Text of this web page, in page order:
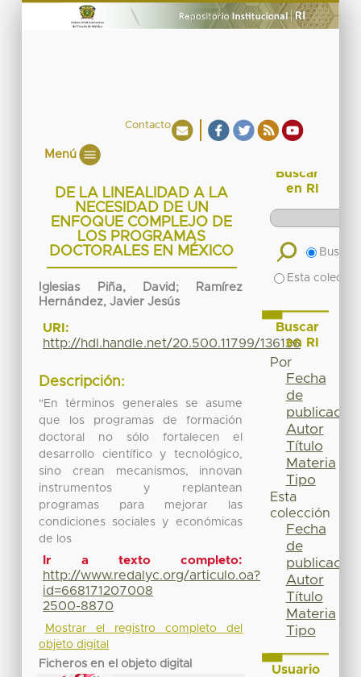
Contacto
Menú
DE LA LINEALIDAD A LA
NECESIDAD DE UN
ENFOQUE COMPLEJO DE
LOS PROGRAMAS
DOCTORALES EN MÉXICO
Iglesias Piña, David; Ramírez
Hernández, Javier Jesús
URI:
http://hdl.handle.net/20.500.11799/136136
Descripción:
"En términos generales se asume
que los programas de formación
doctoral no sólo fortalecen el
desarrollo científico y tecnológico,
sino crean mecanismos, innovan
instrumentos y replantean
programas para mejorar las
condiciones sociales y económicas
de los
Ir a texto completo:
http://www.redalyc.org/articulo.oa?
id=668171207008
2500-8870
Mostrar el registro completo del
objeto digital
Ficheros en el objeto digital
Buscar
en RI
Buscar
Esta
Buscar
en RI
Por
Fecha
de
publicación
Autor
Título
Materia
Tipo
Esta
colección
Fecha
de
publicación
Autor
Título
Materia
Tipo
Usuario